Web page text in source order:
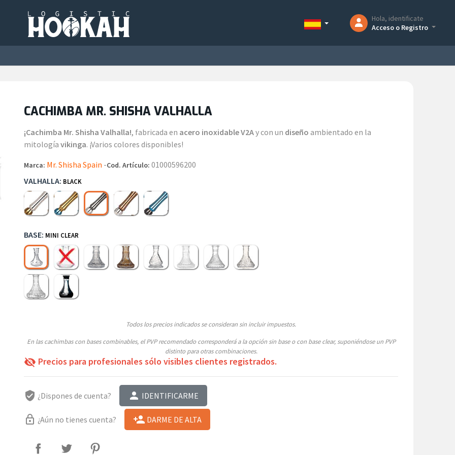
Hola, identificate
Acceso o Registro
CACHIMBA MR. SHISHA VALHALLA
¡Cachimba Mr. Shisha Valhalla!, fabricada en acero inoxidable V2Ay con un diseño ambientado en la
mitologíavikinga. ¡Varios colores disponibles!
Marca: Mr. Shisha Spain -Cod. Artículo: 01000596200
VALHALLA: BLACK
Silver Gold Black Bronze Blue
BASE: MINI CLEAR
Mini Clear Sin base Mini Glass C ClearMini Glass A AmberMini Glass F ClearMini Glass B ClearTallada Mariposa
Lowpoly Clear
Indian Mini Frozen Black
Todos los precios indicados se consideran sin incluir impuestos.
En las cachimbas con bases combinables, el PVP recomendado corresponderá a la opción sin base o con base clear, suponiéndose un PVP
distinto para otras combinaciones.
visibility_off Precios para profesionales sólo visibles clientes registrados.
verified_user ¿Dispones de cuenta? person IDENTIFICARME
lock_outline ¿Aún no tienes cuenta? person_add DARME DE ALTA